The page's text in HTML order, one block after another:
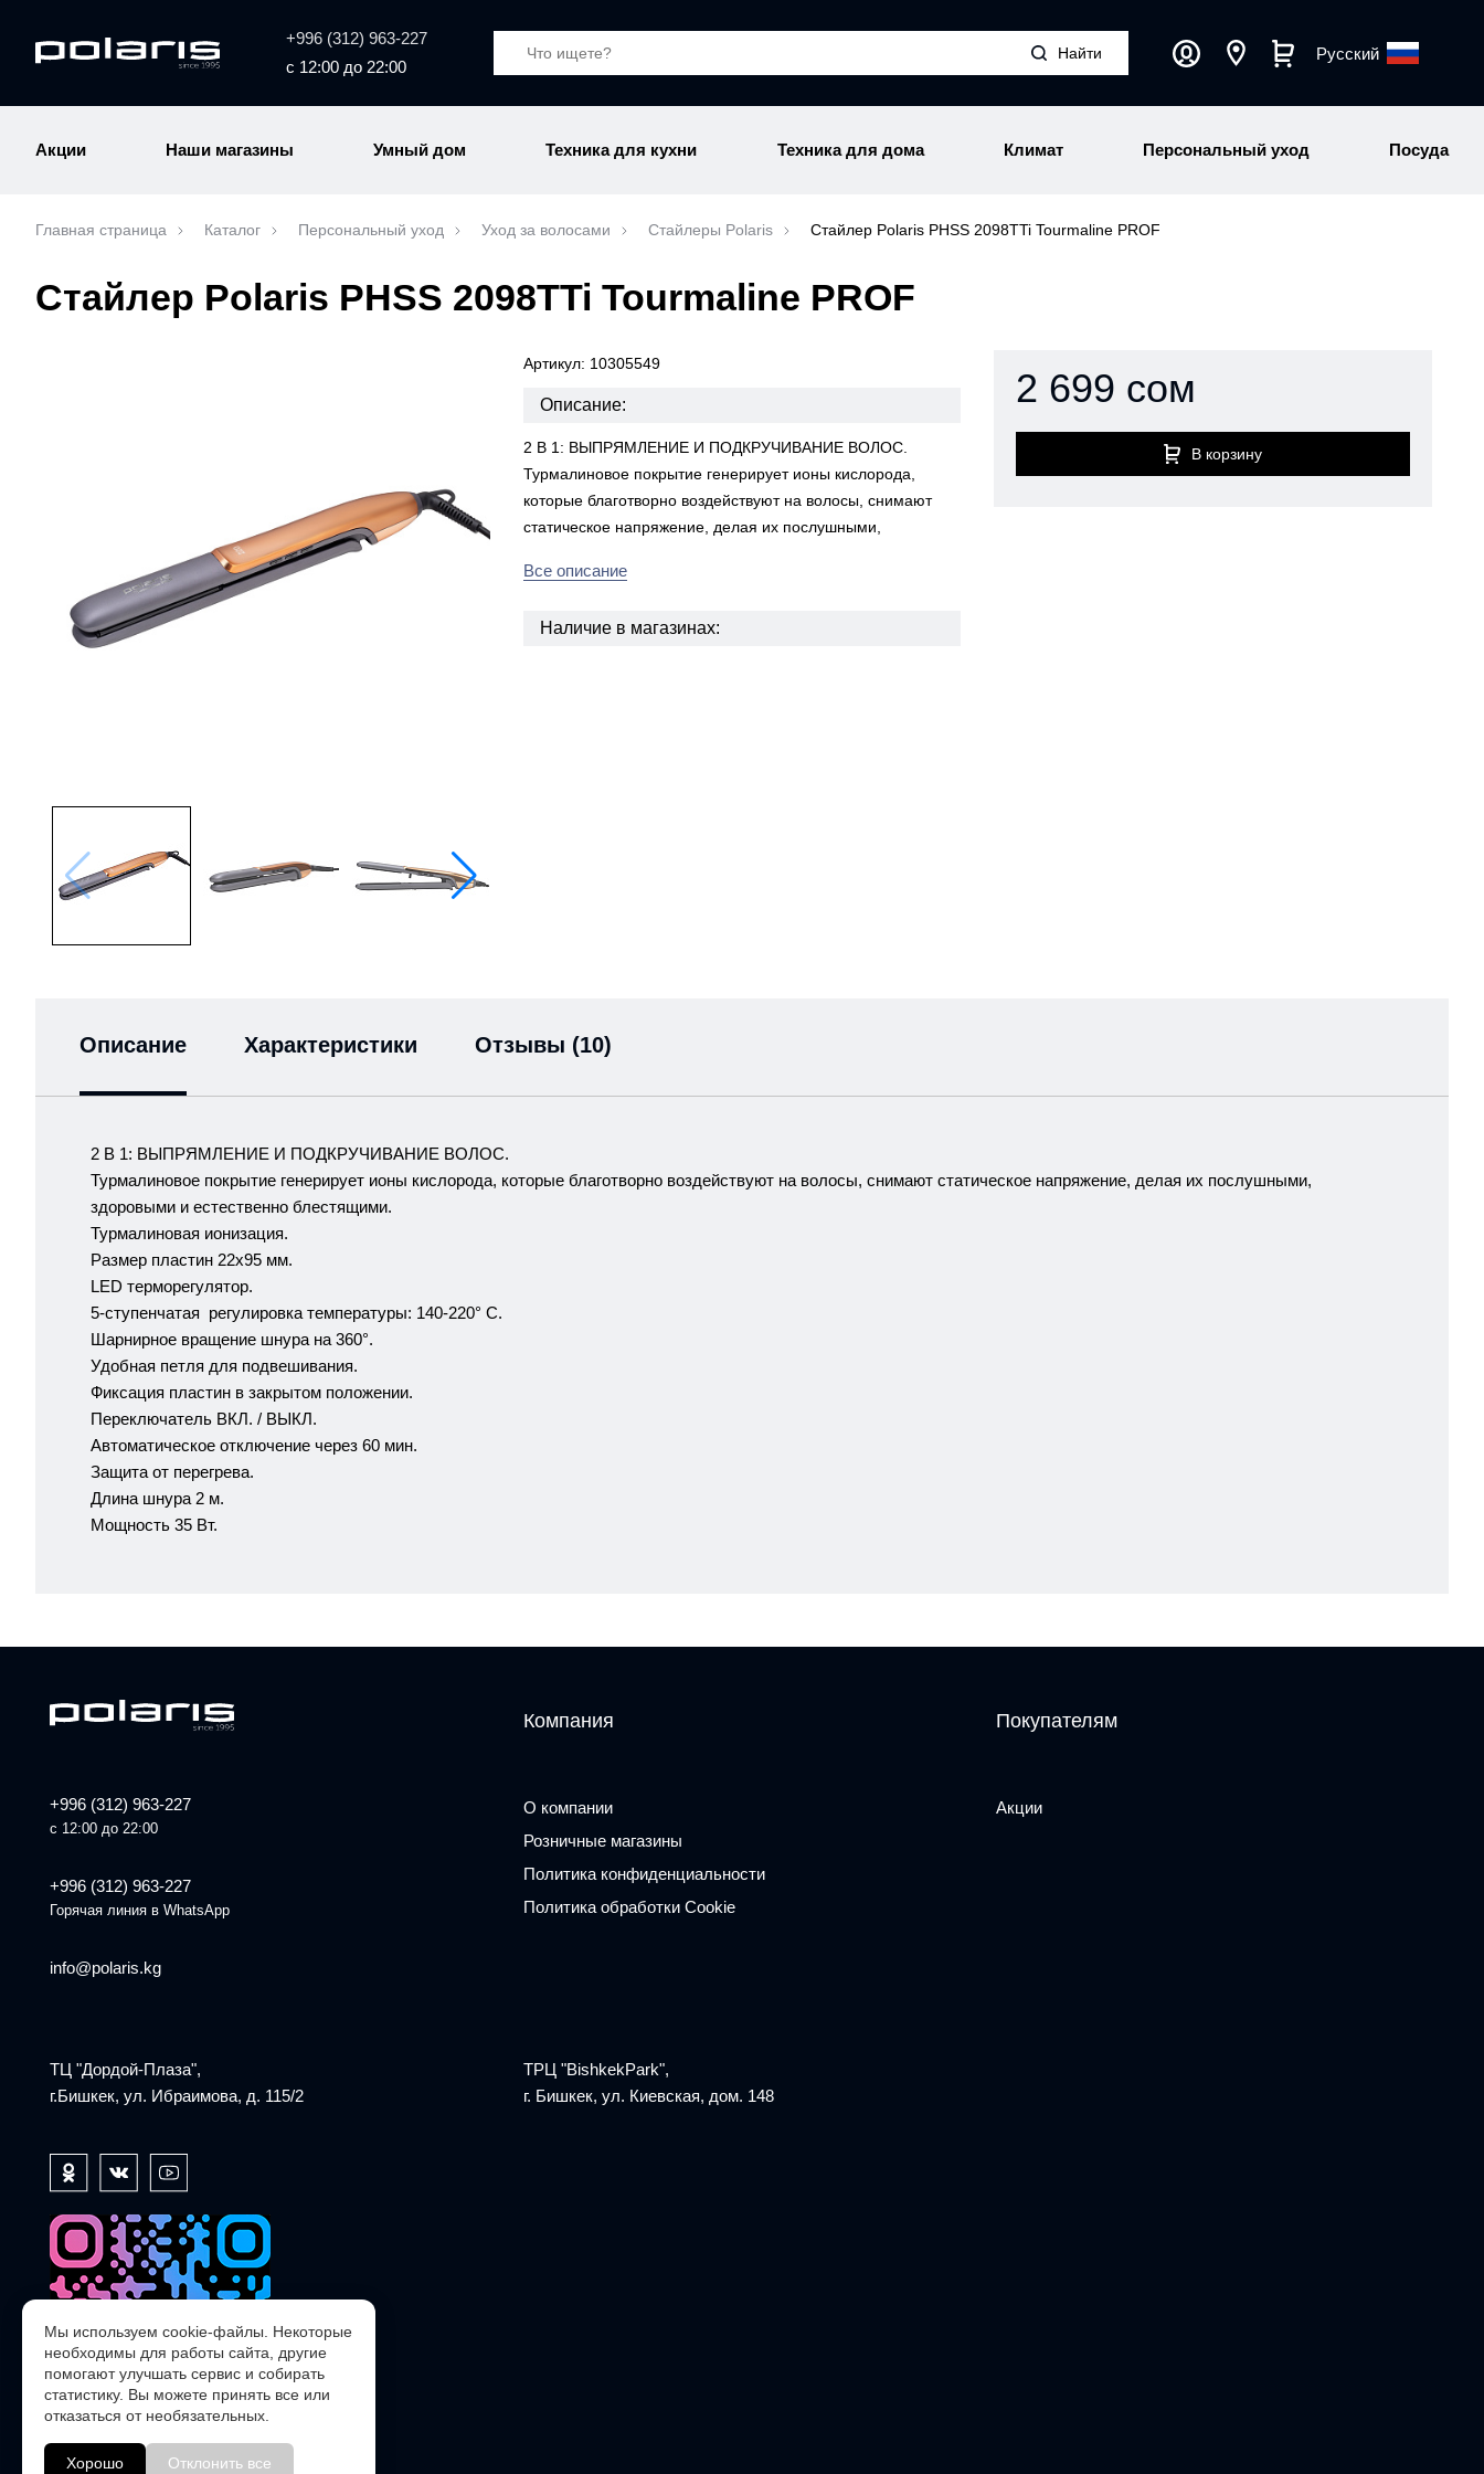
+996 (312) 963-227
с 12:00 до 22:00
Русский
Акции Наши магазины Умный дом Техника для кухни Техника для дома Климат Персональный уход Посуда
Главная страница Каталог Персональный уход Уход за волосами Стайлеры Polaris Стайлер Polaris PHSS 2098TTi Tourmaline PROF
Стайлер Polaris PHSS 2098TTi Tourmaline PROF
Артикул: 10305549
Описание:
2 В 1: ВЫПРЯМЛЕНИЕ И ПОДКРУЧИВАНИЕ ВОЛОС.
Турмалиновое покрытие генерирует ионы кислорода,
которые благотворно воздействуют на волосы, снимают
статическое напряжение, делая их послушными,
Все описание
Наличие в магазинах:
2 699 сом
В корзину
Описание Характеристики Отзывы (10)
2 В 1: ВЫПРЯМЛЕНИЕ И ПОДКРУЧИВАНИЕ ВОЛОС.
Турмалиновое покрытие генерирует ионы кислорода, которые благотворно воздействуют на волосы, снимают статическое напряжение, делая их послушными,
здоровыми и естественно блестящими.
Турмалиновая ионизация.
Размер пластин 22x95 мм.
LED терморегулятор.
5-ступенчатая регулировка температуры: 140-220° C.
Шарнирное вращение шнура на 360°.
Удобная петля для подвешивания.
Фиксация пластин в закрытом положении.
Переключатель ВКЛ. / ВЫКЛ.
Автоматическое отключение через 60 мин.
Защита от перегрева.
Длина шнура 2 м.
Мощность 35 Вт.
+996 (312) 963-227
с 12:00 до 22:00
+996 (312) 963-227
Горячая линия в WhatsApp
info@polaris.kg
Компания
О компании
Розничные магазины
Политика конфиденциальности
Политика обработки Cookie
Покупателям
Акции
ТЦ "Дордой-Плаза",
г.Бишкек, ул. Ибраимова, д. 115/2
ТРЦ "BishkekPark",
г. Бишкек, ул. Киевская, дом. 148
Мы используем cookie-файлы. Некоторые
необходимы для работы сайта, другие
помогают улучшать сервис и собирать
статистику. Вы можете принять все или
отказаться от необязательных.
Хорошо Отклонить все